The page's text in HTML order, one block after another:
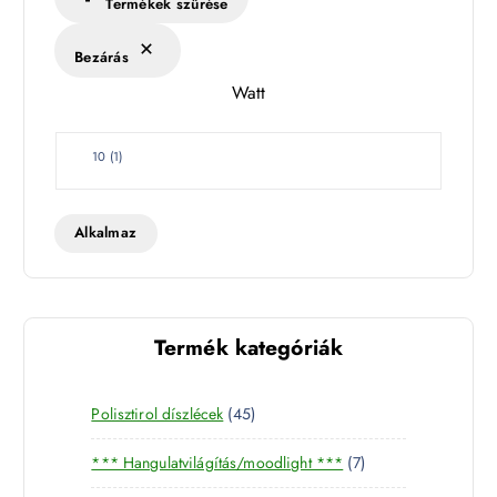
k
Bezárás
Watt
W
t
10 (1)
Alkalmaz
Termék kategóriák
Polisztirol díszlécek 454
5
t
e
*** Hangulatvilágítás/moodlight *** 77
t